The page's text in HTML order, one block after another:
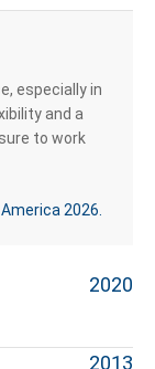
especially in
and a
to work
2026.
2020
2013